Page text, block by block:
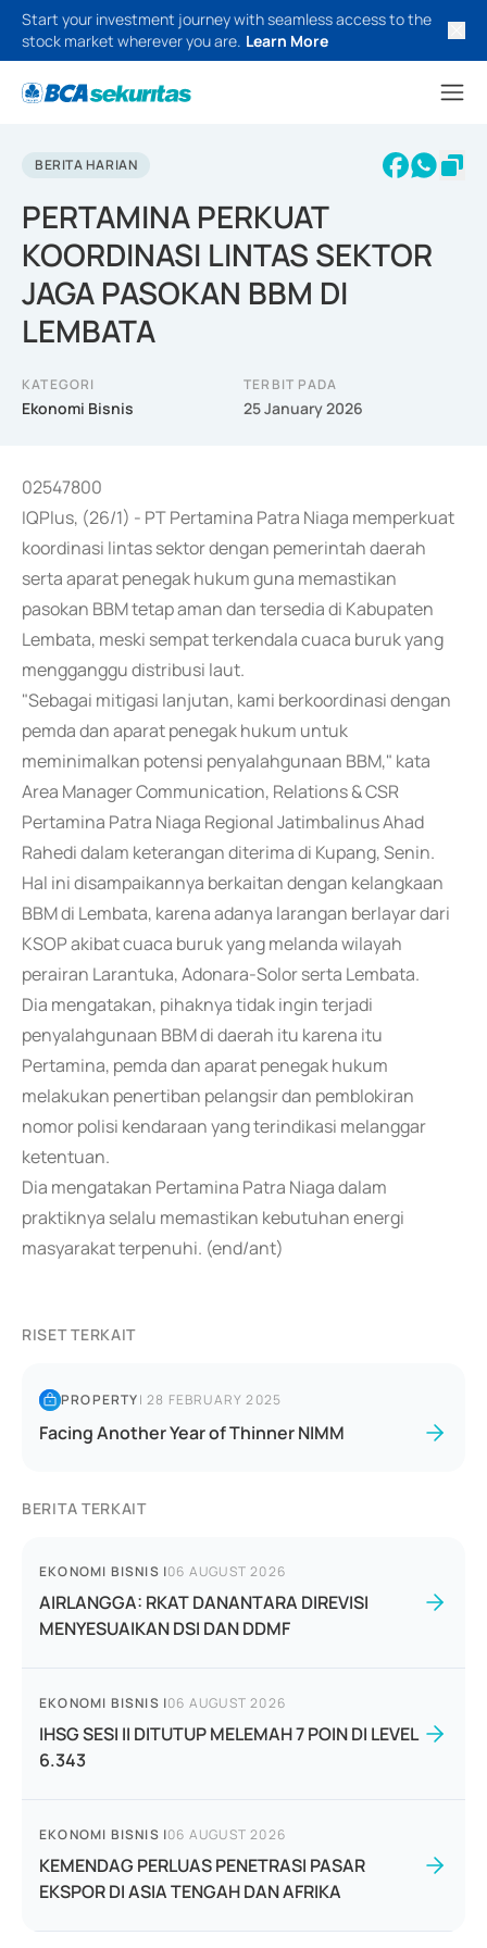
Start your investment journey with seamless access to the
stock market wherever you are. Learn More
BERITA HARIAN
PERTAMINA PERKUAT
KOORDINASI LINTAS SEKTOR
JAGA PASOKAN BBM DI
LEMBATA
KATEGORI
Ekonomi Bisnis
TERBIT PADA
25 January 2026
02547800
IQPlus, (26/1) - PT Pertamina Patra Niaga memperkuat
koordinasi lintas sektor dengan pemerintah daerah
serta aparat penegak hukum guna memastikan
pasokan BBM tetap aman dan tersedia di Kabupaten
Lembata, meski sempat terkendala cuaca buruk yang
mengganggu distribusi laut.
"Sebagai mitigasi lanjutan, kami berkoordinasi dengan
pemda dan aparat penegak hukum untuk
meminimalkan potensi penyalahgunaan BBM," kata
Area Manager Communication, Relations & CSR
Pertamina Patra Niaga Regional Jatimbalinus Ahad
Rahedi dalam keterangan diterima di Kupang, Senin.
Hal ini disampaikannya berkaitan dengan kelangkaan
BBM di Lembata, karena adanya larangan berlayar dari
KSOP akibat cuaca buruk yang melanda wilayah
perairan Larantuka, Adonara-Solor serta Lembata.
Dia mengatakan, pihaknya tidak ingin terjadi
penyalahgunaan BBM di daerah itu karena itu
Pertamina, pemda dan aparat penegak hukum
melakukan penertiban pelangsir dan pemblokiran
nomor polisi kendaraan yang terindikasi melanggar
ketentuan.
Dia mengatakan Pertamina Patra Niaga dalam
praktiknya selalu memastikan kebutuhan energi
masyarakat terpenuhi. (end/ant)
RISET TERKAIT
PROPERTY|28 FEBRUARY 2025
Facing Another Year of Thinner NIMM
BERITA TERKAIT
EKONOMI BISNIS |06 AUGUST 2026
AIRLANGGA: RKAT DANANTARA DIREVISI
MENYESUAIKAN DSI DAN DDMF
EKONOMI BISNIS |06 AUGUST 2026
IHSG SESI II DITUTUP MELEMAH 7 POIN DI LEVEL
6.343
EKONOMI BISNIS |06 AUGUST 2026
KEMENDAG PERLUAS PENETRASI PASAR
EKSPOR DI ASIA TENGAH DAN AFRIKA